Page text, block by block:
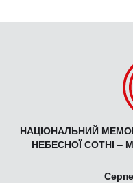
НАЦІОНАЛЬНИЙ
НЕБЕСНОЇ СОТНІ –